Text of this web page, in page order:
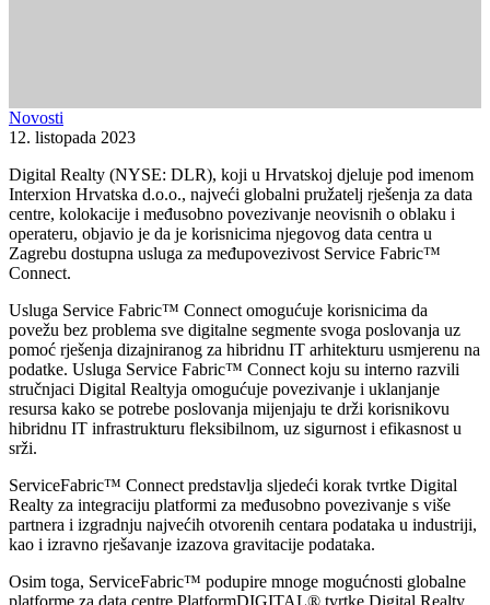
Novosti
12. listopada 2023
Digital Realty (NYSE: DLR), koji u Hrvatskoj djeluje pod imenom
Interxion Hrvatska d.o.o., najveći globalni pružatelj rješenja za data
centre, kolokacije i međusobno povezivanje neovisnih o oblaku i
operateru, objavio je da je korisnicima njegovog data centra u
Zagrebu dostupna usluga za međupovezivost Service Fabric™
Connect.
Usluga Service Fabric™ Connect omogućuje korisnicima da
povežu bez problema sve digitalne segmente svoga poslovanja uz
pomoć rješenja dizajniranog za hibridnu IT arhitekturu usmjerenu na
podatke. Usluga Service Fabric™ Connect koju su interno razvili
stručnjaci Digital Realtyja omogućuje povezivanje i uklanjanje
resursa kako se potrebe poslovanja mijenjaju te drži korisnikovu
hibridnu IT infrastrukturu fleksibilnom, uz sigurnost i efikasnost u
srži.
ServiceFabric™ Connect predstavlja sljedeći korak tvrtke Digital
Realty za integraciju platformi za međusobno povezivanje s više
partnera i izgradnju najvećih otvorenih centara podataka u industriji,
kao i izravno rješavanje izazova gravitacije podataka.
Osim toga, ServiceFabric™ podupire mnoge mogućnosti globalne
platforme za data centre PlatformDIGITAL® tvrtke Digital Realty,